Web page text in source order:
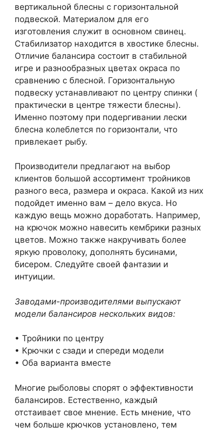
вертикальной блесны с горизонтальной
подвеской. Материалом для его
изготовления служит в основном свинец.
Стабилизатор находится в хвостике блесны.
Отличие балансира состоит в стабильной
игре и разнообразных цветах окраса по
сравнению с блесной. Горизонтальную
подвеску устанавливают по центру спинки (
практически в центре тяжести блесны).
Именно поэтому при подергивании лески
блесна колеблется по горизонтали, что
привлекает рыбу.
Производители предлагают на выбор
клиентов большой ассортимент тройников
разного веса, размера и окраса. Какой из них
подойдет именно вам – дело вкуса. Но
каждую вещь можно доработать. Например,
на крючок можно навесить кембрики разных
цветов. Можно также накручивать более
яркую проволоку, дополнять бусинами,
бисером. Следуйте своей фантазии и
интуиции.
Заводами-производителями выпускают
модели балансиров нескольких видов:
• Тройники по центру
• Крючки с сзади и спереди модели
• Оба варианта вместе
Многие рыболовы спорят о эффективности
балансиров. Естественно, каждый
отстаивает свое мнение. Есть мнение, что
чем больше крючков установлено, тем